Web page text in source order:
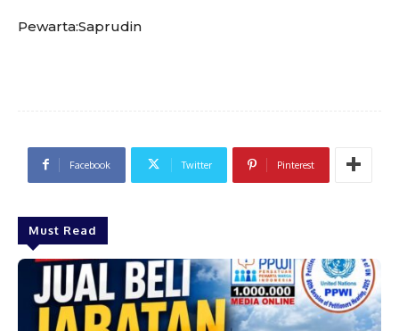
Pewarta:Saprudin
Facebook Twitter Pinterest
Must Read